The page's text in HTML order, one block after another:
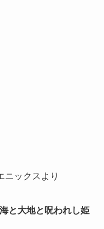
ニックスより
と大地と呪われし姫